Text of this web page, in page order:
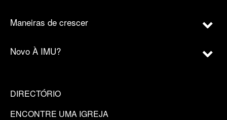
Maneiras de crescer
Novo À IMU?
DIRECTÓRIO
ENCONTRE UMA IGREJA